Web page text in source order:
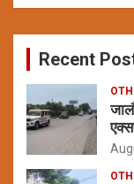
c
Recent